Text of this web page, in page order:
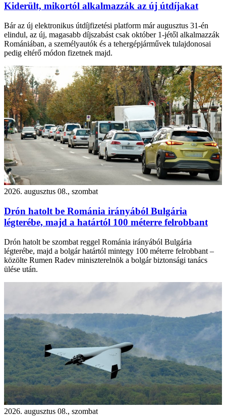
Kiderült, mikortól alkalmazzák az új útdíjakat
Bár az új elektronikus útdíjfizetési platform már augusztus 31-én
elindul, az új, magasabb díjszabást csak október 1-jétől alkalmazzák
Romániában, a személyautók és a tehergépjárművek tulajdonosai
pedig eltérő módon fizetnek majd.
2026. augusztus 08., szombat
Drón hatolt be Románia irányából Bulgária
légterébe, majd a határtól 100 méterre felrobbant
Drón hatolt be szombat reggel Románia irányából Bulgária
légterébe, majd a bolgár határtól mintegy 100 méterre felrobbant –
közölte Rumen Radev miniszterelnök a bolgár biztonsági tanács
ülése után.
2026. augusztus 08., szombat